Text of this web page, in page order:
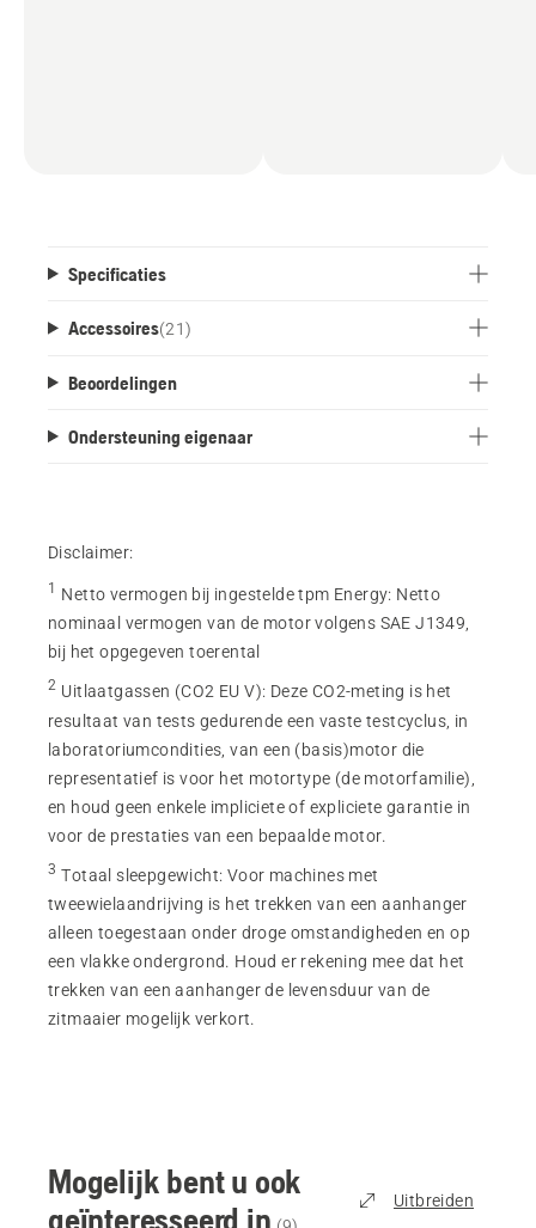
Specificaties
Accessoires(21)
Beoordelingen
Ondersteuning eigenaar
Disclaimer:
1 Netto vermogen bij ingestelde tpm Energy: Netto
nominaal vermogen van de motor volgens SAE J1349,
bij het opgegeven toerental
2 Uitlaatgassen (CO2 EU V): Deze CO2-meting is het
resultaat van tests gedurende een vaste testcyclus, in
laboratoriumcondities, van een (basis)motor die
representatief is voor het motortype (de motorfamilie),
en houd geen enkele impliciete of expliciete garantie in
voor de prestaties van een bepaalde motor.
3 Totaal sleepgewicht: Voor machines met
tweewielaandrijving is het trekken van een aanhanger
alleen toegestaan onder droge omstandigheden en op
een vlakke ondergrond. Houd er rekening mee dat het
trekken van een aanhanger de levensduur van de
zitmaaier mogelijk verkort.
Mogelijk bent u ook
geïnteresseerd in
Uitbreiden